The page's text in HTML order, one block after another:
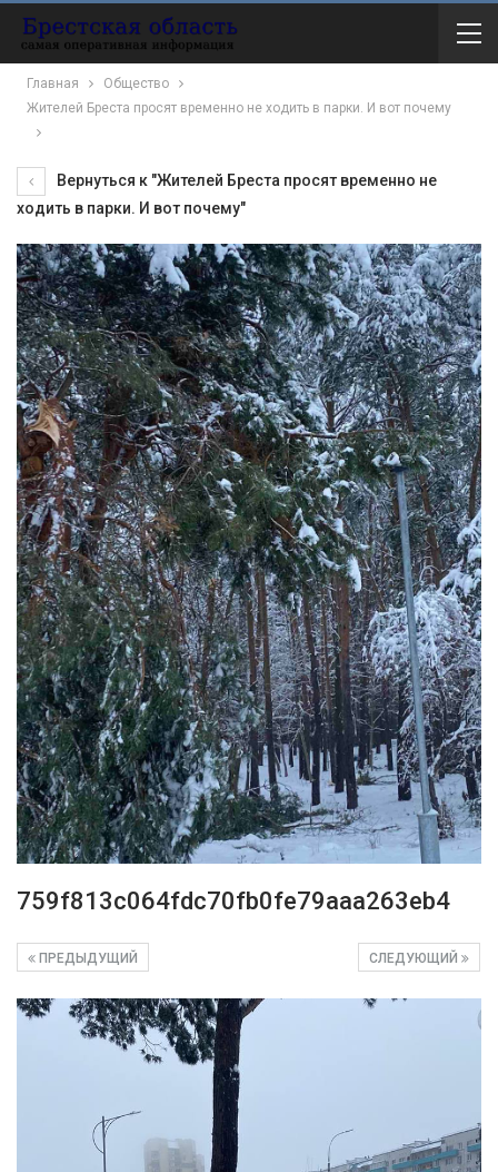
Главная
Общество
Жителей Бреста просят временно не ходить в парки. И вот почему
Вернуться к "Жителей Бреста просят временно не
ходить в парки. И вот почему"
759f813c064fdc70fb0fe79aaa263eb4
СЛЕДУЮЩИЙ
ПРЕДЫДУЩИЙ